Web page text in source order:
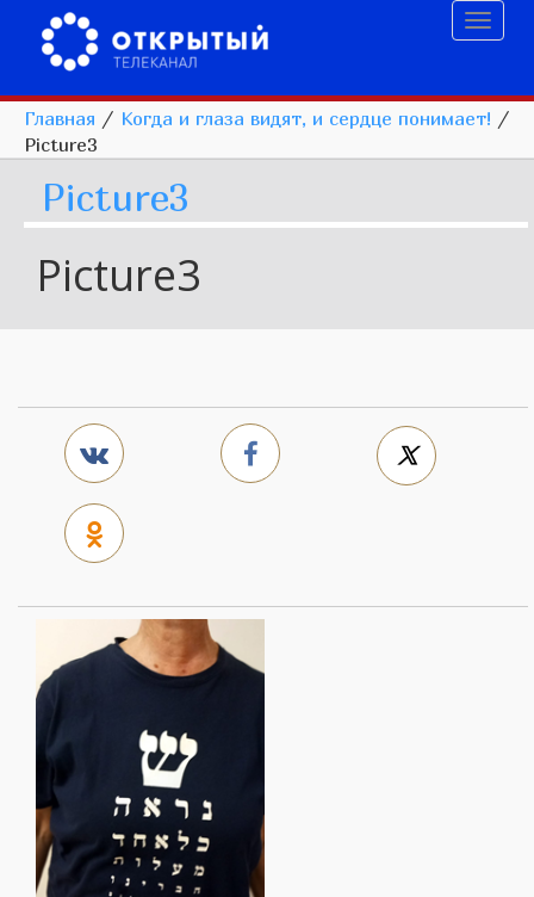
Главная / Когда и глаза видят, и сердце понимает! /
Picture3
Picture3
Picture3